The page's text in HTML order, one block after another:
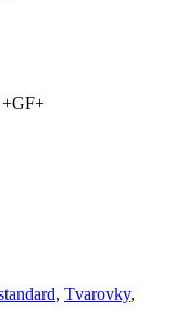
+GF+
, Tvarovky,